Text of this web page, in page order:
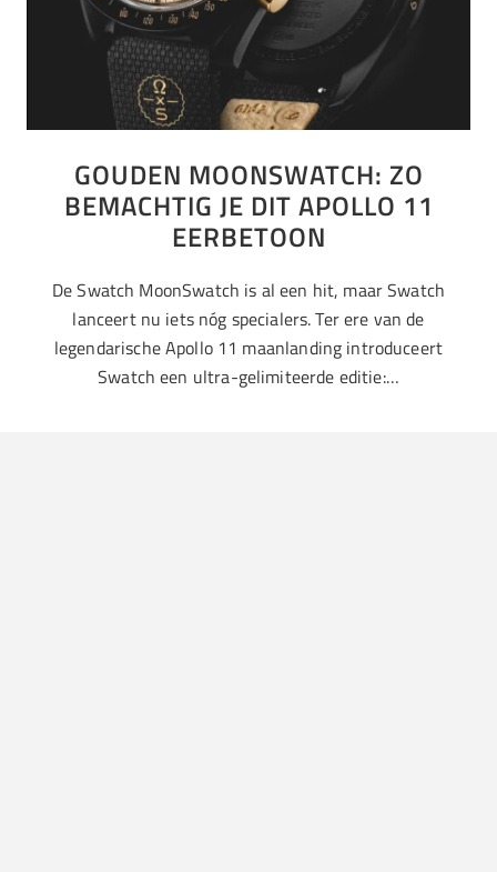
GOUDEN MOONSWATCH: ZO
BEMACHTIG JE DIT APOLLO 11
EERBETOON
De Swatch MoonSwatch is al een hit, maar Swatch
lanceert nu iets nóg specialers. Ter ere van de
legendarische Apollo 11 maanlanding introduceert
Swatch een ultra-gelimiteerde editie:…